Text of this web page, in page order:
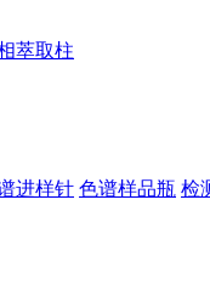
萃取柱
进样针 色谱样品瓶 检